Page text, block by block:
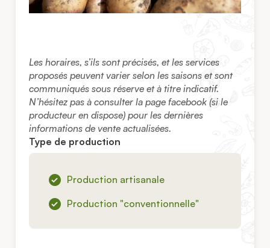
Les horaires, s’ils sont précisés, et les services
proposés peuvent varier selon les saisons et sont
communiqués sous réserve et à titre indicatif.
N’hésitez pas à consulter la page facebook (si le
producteur en dispose) pour les dernières
informations de vente actualisées.
Type de production
Production artisanale
Production "conventionnelle"